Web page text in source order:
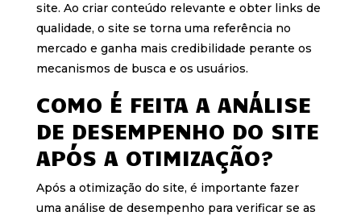
site. Ao criar conteúdo relevante e obter links de
qualidade, o site se torna uma referência no
mercado e ganha mais credibilidade perante os
mecanismos de busca e os usuários.
COMO É FEITA A ANÁLISE
DE DESEMPENHO DO SITE
APÓS A OTIMIZAÇÃO?
Após a otimização do site, é importante fazer
uma análise de desempenho para verificar se as